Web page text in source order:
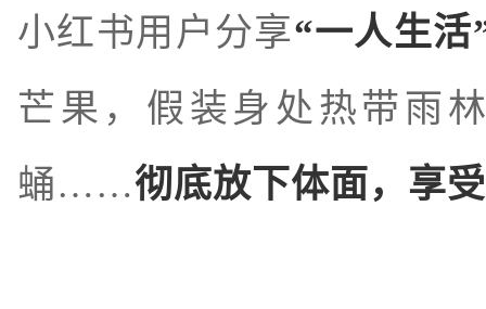
小红书用户分享“一人生活
芒果，假装身处热带雨
蛹……彻底放下体面，享